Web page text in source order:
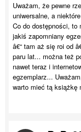
Uważam, że pewne
uniwersalne, a
Co do dostępności, to
jakiś zapomniany
â€“ tam aż się roi od
paru lat... można też
nawet teraz i
egzemplarz...
warto mieć tą książkę